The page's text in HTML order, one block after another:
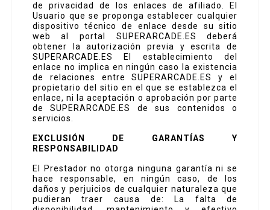
de privacidad de los enlaces de afiliado. El
Usuario que se proponga establecer cualquier
dispositivo técnico de enlace desde su sitio
web al portal SUPERARCADE.ES deberá
obtener la autorización previa y escrita de
SUPERARCADE.ES El establecimiento del
enlace no implica en ningún caso la existencia
de relaciones entre SUPERARCADE.ES y el
propietario del sitio en el que se establezca el
enlace, ni la aceptación o aprobación por parte
de SUPERARCADE.ES de sus contenidos o
servicios.
EXCLUSIÓN DE GARANTÍAS Y
RESPONSABILIDAD
El Prestador no otorga ninguna garantía ni se
hace responsable, en ningún caso, de los
daños y perjuicios de cualquier naturaleza que
pudieran traer causa de: La falta de